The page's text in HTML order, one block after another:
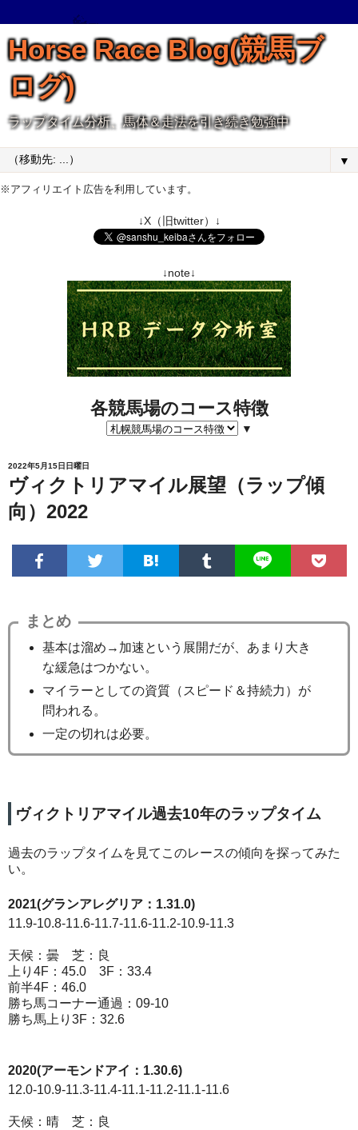
Horse Race Blog(競馬ブ
ログ)
ラップタイム分析、馬体＆走法を引き続き勉強中
▼
※アフィリエイト広告を利用しています。
↓X（旧twitter）↓
↓note↓
各競馬場のコース特徴
▼
2022年5月15日日曜日
ヴィクトリアマイル展望（ラップ傾
向）2022
まとめ
基本は溜め→加速という展開だが、あまり大き
な緩急はつかない。
マイラーとしての資質（スピード＆持続力）が
問われる。
一定の切れは必要。
ヴィクトリアマイル過去10年のラップタイム
過去のラップタイムを見てこのレースの傾向を探ってみた
い。
2021(グランアレグリア：1.31.0)
11.9-10.8-11.6-11.7-11.6-11.2-10.9-11.3
天候：曇 芝：良
上り4F：45.0 3F：33.4
前半4F：46.0
勝ち馬コーナー通過：09-10
勝ち馬上り3F：32.6
2020(アーモンドアイ：1.30.6)
12.0-10.9-11.3-11.4-11.1-11.2-11.1-11.6
天候：晴 芝：良